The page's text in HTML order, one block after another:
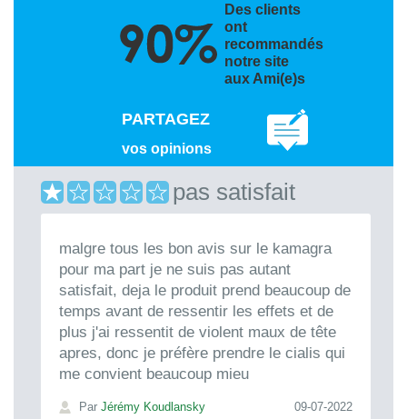
Des clients
ont
recommandés
notre site
aux Ami(e)s
PARTAGEZ
vos opinions
pas satisfait
malgre tous les bon avis sur le kamagra
pour ma part je ne suis pas autant
satisfait, deja le produit prend beaucoup de
temps avant de ressentir les effets et de
plus j'ai ressentit de violent maux de tête
apres, donc je préfère prendre le cialis qui
me convient beaucoup mieu
Par Jérémy Koudlansky 09-07-2022